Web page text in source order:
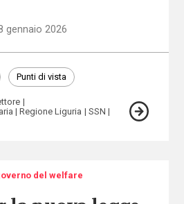
gennaio 2026
Punti di vista
Regione Liguria
SSN
del welfare